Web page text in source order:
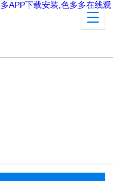
APP下载安装,色多多在线观